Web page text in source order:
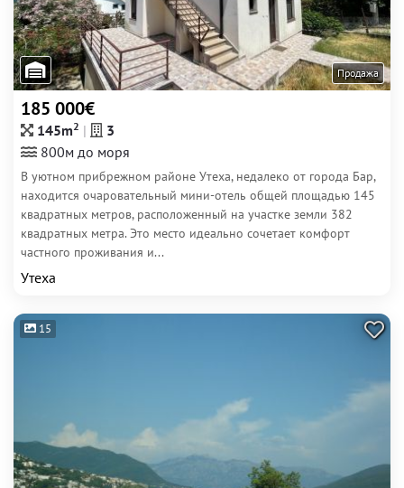
Продажа
185 000€
145m2
3
800м до моря
В уютном прибрежном районе Утеха, недалеко от города Бар,
находится очаровательный мини-отель общей площадью 145
квадратных метров, расположенный на участке земли 382
квадратных метра. Это место идеально сочетает комфорт
частного проживания и...
Утеха
15